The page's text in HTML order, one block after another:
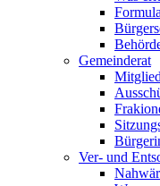
Gemeinderat
Ver- und